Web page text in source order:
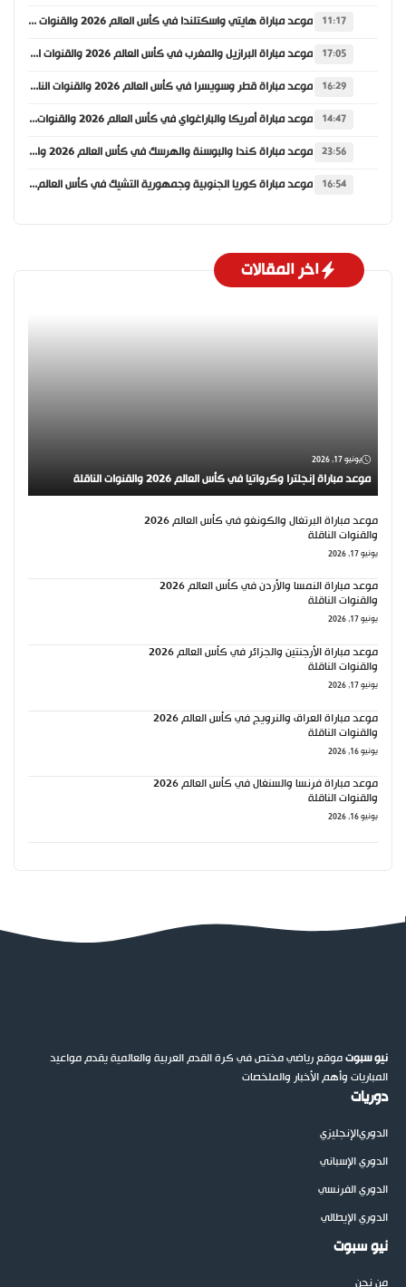
11:17 موعد مباراة هايتي واسكتلندا في كأس العالم 2026 والقنوات الناقلة
17:05 موعد مباراة البرازيل والمغرب في كأس العالم 2026 والقنوات الناقلة
16:29 موعد مباراة قطر وسويسرا في كأس العالم 2026 والقنوات الناقلة
14:47 موعد مباراة أمريكا والباراغواي في كأس العالم 2026 والقنوات الناقلة
23:56 موعد مباراة كندا والبوسنة والهرسك في كأس العالم 2026 والقنوات الناقلة
16:54 موعد مباراة كوريا الجنوبية وجمهورية التشيك في كأس العالم 2026 والقنوات الناقلة
اخر المقالات
يونيو 17, 2026
موعد مباراة إنجلترا وكرواتيا في كأس العالم 2026 والقنوات الناقلة
موعد مباراة البرتغال والكونغو في كأس العالم 2026
والقنوات الناقلة
يونيو 17, 2026
موعد مباراة النمسا والأردن في كأس العالم 2026
والقنوات الناقلة
يونيو 17, 2026
موعد مباراة الأرجنتين والجزائر في كأس العالم 2026
والقنوات الناقلة
يونيو 17, 2026
موعد مباراة العراق والنرويج في كأس العالم 2026
والقنوات الناقلة
يونيو 16, 2026
موعد مباراة فرنسا والسنغال في كأس العالم 2026
والقنوات الناقلة
يونيو 16, 2026
نيو سبوتموقع رياضي مختص في كرة القدم العربية والعالمية يقدم مواعيد
المباريات وأهم الأخبار والملخصات
دوريات
الدوريالإنجليزي
الدوري الإسباني
الدوري الفرنسي
الدوري الإيطالي
نيو سبوت
من نحن